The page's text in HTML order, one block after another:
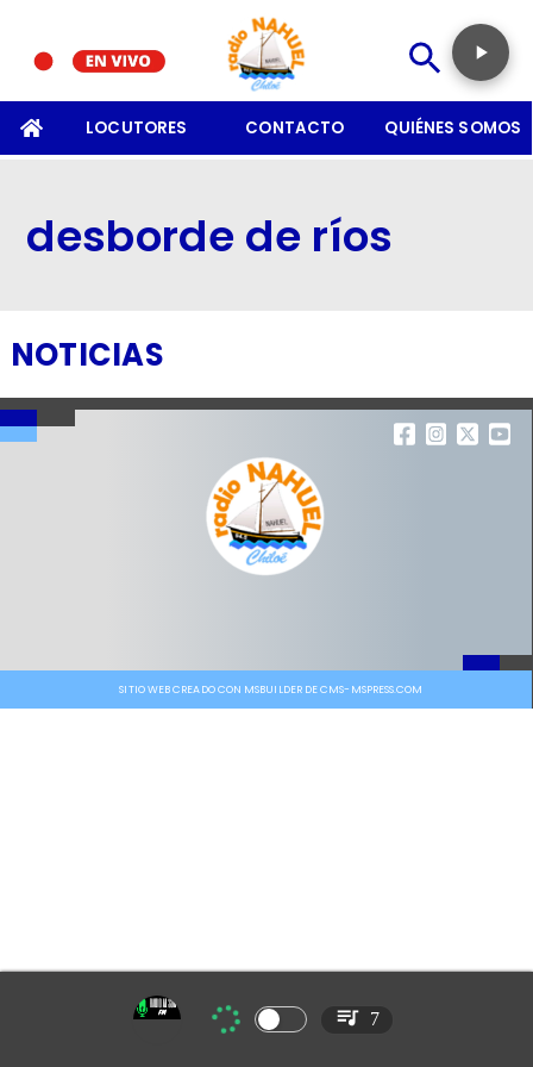
LOCUTORES CONTACTO QUIÉNES SOMOS
desborde de ríos
NOTICIAS
SITIO WEB CREADO CON MSBUILDER DE CMS-MSPRESS.COM
7